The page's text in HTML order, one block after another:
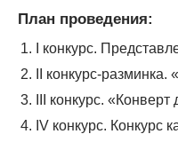
План проведения:
I конкурс.
II конкурс-
III конкурс.
IV конкурс. Конкурс